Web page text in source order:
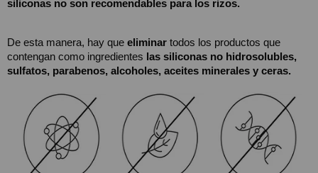
siliconas no son recomendables para los rizos.
De esta manera, hay que eliminar todos los productos que
contengan como ingredientes las siliconas no hidrosolubles,
sulfatos, parabenos, alcoholes, aceites minerales y ceras.